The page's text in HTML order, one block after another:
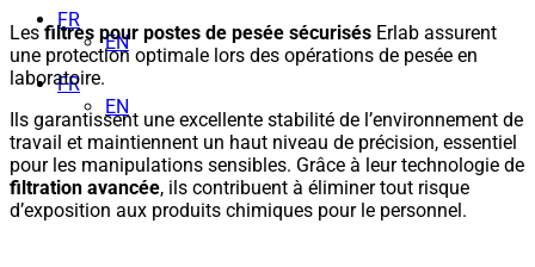
FR
EN
FR
EN
Les filtres pour postes de pesée sécurisés Erlab assurent
une protection optimale lors des opérations de pesée en
laboratoire.
Ils garantissent une excellente stabilité de l’environnement de
travail et maintiennent un haut niveau de précision, essentiel
pour les manipulations sensibles. Grâce à leur technologie de
filtration avancée, ils contribuent à éliminer tout risque
d’exposition aux produits chimiques pour le personnel.